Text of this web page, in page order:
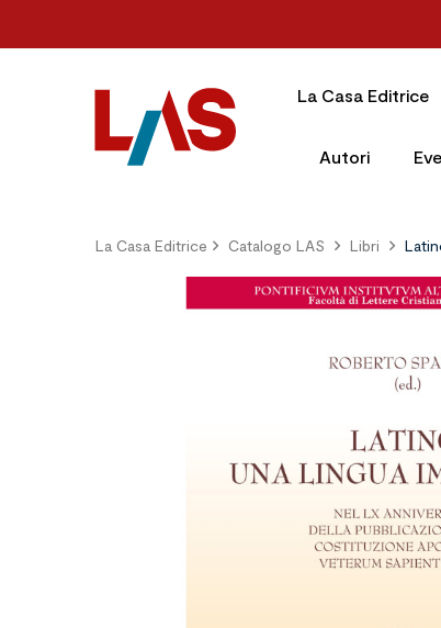
La Casa Editrice
Autori
La Casa Editrice Catalogo LAS Libri